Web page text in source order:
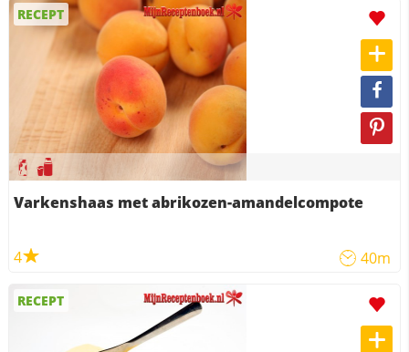
RECEPT
Varkenshaas met abrikozen-amandelcompote
4 40m
RECEPT